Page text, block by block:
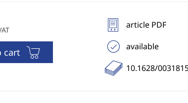
cart
article PDF
available
10.1628/